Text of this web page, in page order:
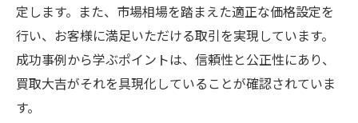
定します。また、市場相場を踏まえた適正な価格設定を
行い、お客様に満足いただける取引を実現しています。
成功事例から学ぶポイントは、信頼性と公正性にあり、
買取大吉がそれを具現化していることが確認されていま
す。